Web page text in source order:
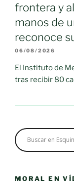
frontera y
manos de
reconoce
06/08/2026
El Instituto de
tras recibir 80
MORAL EN